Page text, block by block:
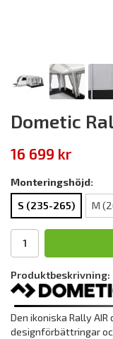
Dometic
16 699 kr
Monteringshöjd:
S (235-265)
M
Produktbeskrivning:
Den ikoniska Rally
designförbättringar